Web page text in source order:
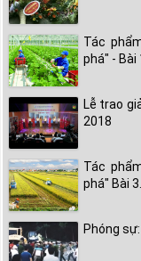
Tác
phá" -
Lễ trao
2018
Tác
phá" Bài
Phóng